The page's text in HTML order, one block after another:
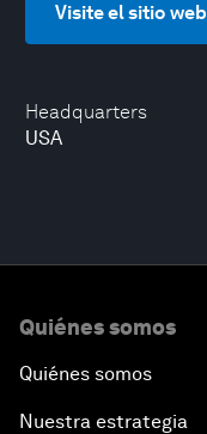
Headquarters
USA
Visite el sitio
Quiénes somos
Quiénes somos
Nuestra estrategia